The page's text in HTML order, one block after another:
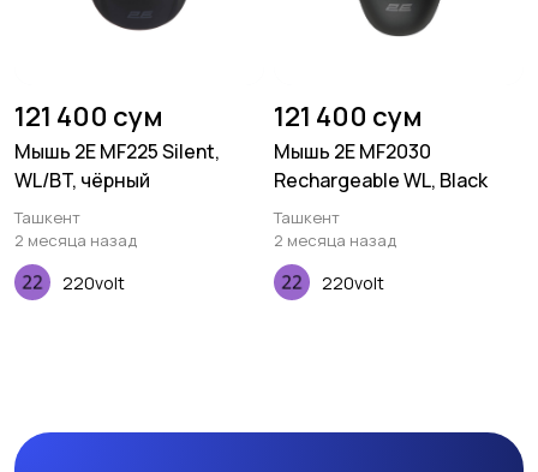
121 400 сум
Мышь 2E MF225 Silent,
WL/BT, чёрный
Ташкент
2 месяца назад
220volt
121 400 сум
Мышь 2E MF2030
Rechargeable WL, Black
Ташкент
2 месяца назад
220volt